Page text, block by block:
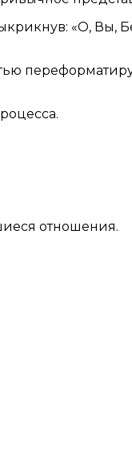
«О, Вы,
отношения.